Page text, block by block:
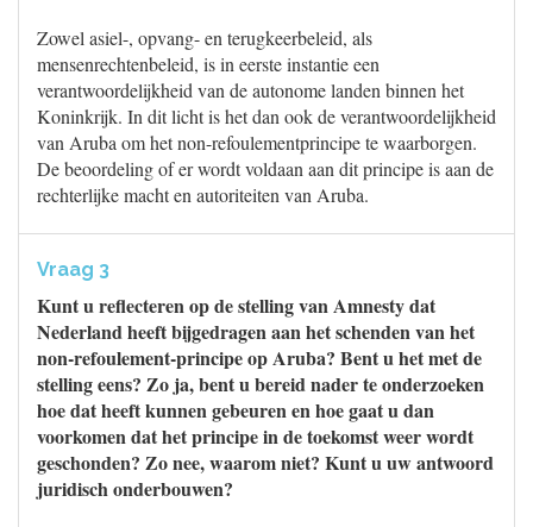
Zowel asiel-, opvang- en terugkeerbeleid, als
mensenrechtenbeleid, is in eerste instantie een
verantwoordelijkheid van de autonome landen binnen het
Koninkrijk. In dit licht is het dan ook de verantwoordelijkheid
van Aruba om het non-refoulementprincipe te waarborgen.
De beoordeling of er wordt voldaan aan dit principe is aan de
rechterlijke macht en autoriteiten van Aruba.
Vraag 3
Kunt u reflecteren op de stelling van Amnesty dat
Nederland heeft bijgedragen aan het schenden van het
non-refoulement-principe op Aruba? Bent u het met de
stelling eens? Zo ja, bent u bereid nader te onderzoeken
hoe dat heeft kunnen gebeuren en hoe gaat u dan
voorkomen dat het principe in de toekomst weer wordt
geschonden? Zo nee, waarom niet? Kunt u uw antwoord
juridisch onderbouwen?